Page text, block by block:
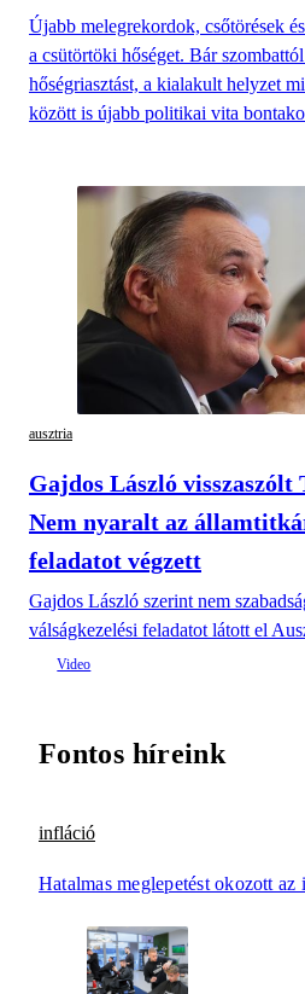
Újabb melegrekordok, csőtörések
a csütörtöki hőséget. Bár
hőségriasztást, a kialakult helyzet
között is újabb politikai vita
ausztria
Gajdos László visszaszólt
Nem nyaralt az
feladatot végzett
Gajdos László szerint nem
válságkezelési feladatot látott el
Fontos híreink
infláció
Hatalmas meglepetést okozott az